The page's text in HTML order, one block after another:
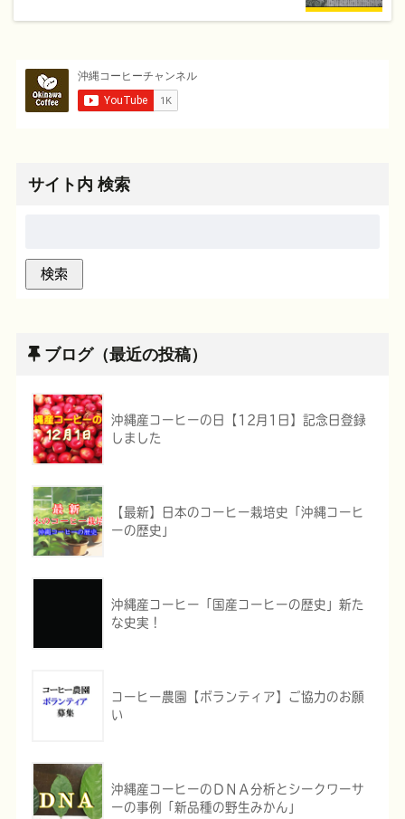
サイト内 検索
ブログ（最近の投稿）
沖縄産コーヒーの日【12月1日】記念日登録
しました
【最新】日本のコーヒー栽培史「沖縄コーヒ
ーの歴史」
沖縄産コーヒー「国産コーヒーの歴史」新た
な史実！
コーヒー農園【ボランティア】ご協力のお願
い
沖縄産コーヒーのＤＮＡ分析とシークワーサ
ーの事例「新品種の野生みかん」